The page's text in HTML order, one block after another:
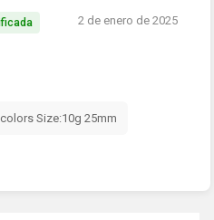
2 de enero de 2025
Size:10g 25mm